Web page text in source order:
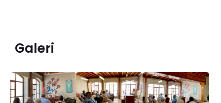
Galeri